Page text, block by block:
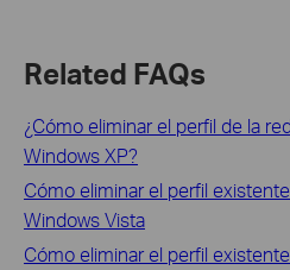
Related FAQs
¿Cómo eliminar el perfil de la
Windows XP?
Cómo eliminar el perfil
Windows Vista
Cómo eliminar el perfil